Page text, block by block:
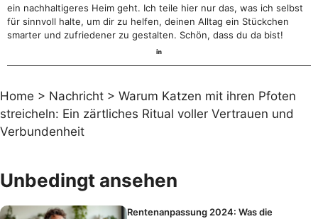
ein nachhaltigeres Heim geht. Ich teile hier nur das, was ich selbst
für sinnvoll halte, um dir zu helfen, deinen Alltag ein Stückchen
smarter und zufriedener zu gestalten. Schön, dass du da bist!
Home > Nachricht > Warum Katzen mit ihren Pfoten
streicheln: Ein zärtliches Ritual voller Vertrauen und
Verbundenheit
Unbedingt ansehen
Rentenanpassung 2024: Was die